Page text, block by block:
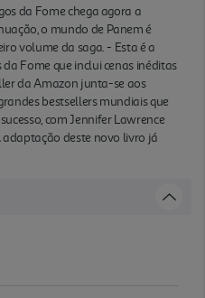
da Fome chega agora a
o mundo de Panem é
volume da saga. - Esta é a
Fome que inclui cenas inéditas
da Amazon junta-se aos
bestsellers mundiais que
com Jennifer Lawrence
adaptação deste novo livro já